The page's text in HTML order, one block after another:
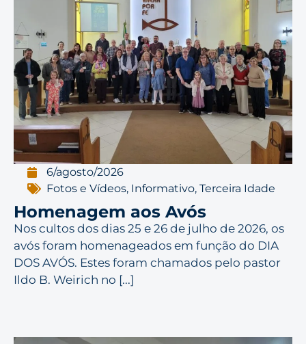
6/agosto/2026
Fotos e Vídeos, Informativo,Terceira Idade
Homenagem aos Avós
Nos cultos dos dias 25 e 26 de julho de 2026, os
avós foram homenageados em função do DIA
DOS AVÓS. Estes foram chamados pelo pastor
Ildo B. Weirich no [...]